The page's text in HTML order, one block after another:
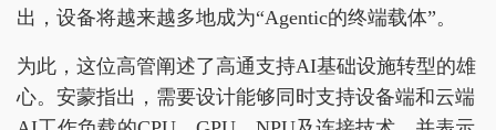
出，设备将越来越多地成为“Agentic的终端载体”。
为此，这位高管阐述了高通支持AI基础设施转型的雄
心。安蒙指出，需要设计能够同时支持设备端和云端